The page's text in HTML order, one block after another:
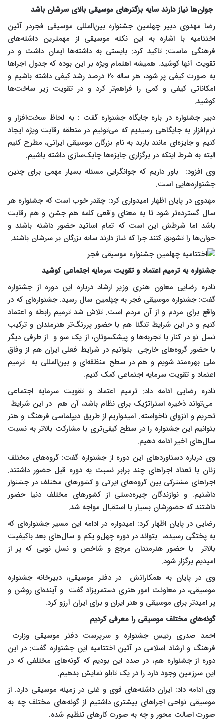
جوان‌ها نیاز دارند سایه بزگترهای موسیقی بالای سرشان باشد
رضا مهدوی دبیر چهلمین جشنواره بین‌المللی موسیقی فجردر آئین
اختتامیه با اشاره به این نکته موسیقی از مهمترین داشته‌های
فرهنگی ماست: تاکید کرد: بایستی به داشته‌ها ایمان داشت و در
تقویت آنها کوشید. همیشه اهتمام ویژه بر این بوده که جدول‌ اجراها
به صورت کیفی پر شود، هر ساله ۲۰ درصد رشد کیفی داشته باشیم و
امکاناتی کیفی و کمی را فراهم‌تر کرد و در تقویت زیر ساخت‌ها
کوشید.
دبیر جشنواره در باره جایگاه جشنواره گفت : به لحاظ سخت‌افزار و
نرم‌افزار به جایگاهی رسیدیم که می‌تونیم در منطقه رقابت ویژه ایجاد
کنیم و جایزه‌ای مانند باربد به نام بزرگان موسیقی ایرانی، مطرح کنیم
البته به شرط اینکه در برگزاری جایزه‌ها چابک‌سازی داشته باشیم.
وی افزود: باور داریم که جوانگرایی مسئله بسیار مهمی برای چنین
جشنواره‌هایی است.
مهدوی در پایان اظهار امیدواری کرد: چقدر خوب است که جشنواره هر
سال گسترده‌تر شود تا به معنای واقعی کلمه هم جشن و هم رقابت
باشد اما شرطش این است که تمام اساتید حضور داشته باشند و
جوان‌ها را تشویق کنند چرا که نیاز دارند سایه بزرگان بر سرشان باشند.
جشنواره به ترمیم اعتماد و تقویت سرمایه اجتماعی کوشید
نادره رضایی معاون هنری وزیر ارشاد درباره این دوره از جشنواره
گفت: جشنواره موسیقی فجر به چهلمین سال رسید. جشنواره‌ای که در
واقع برای مردم و از آن مردم است. تلاش شد ترمیم رابطه و اعتماد
کنیم و در این شرایط تنگنا هم با حضور پر‍رنگ‌تر هنرمندان و ترکیب
نسل نو در کنار با تجربه‌ها و پیشکسوتان، از یک سو و از طرفی دیگر
با حضور گروه‌های خارجی بتوانیم در شرایط فعلی ایران هم از وفاق
ملی بهره‌مند شویم و هم در سطح منظقه‌ای و بین‌المللی به ترمیم
اعتماد و تقویت سرمایه اجتماعی کمک کنیم.
نادره رضایی ادامه داد: ترمیم اعتماد و تقویت سرمایه اجتماعی
می‌تواند ذخیره استراتژیک برای نظام باشد، آن هم در این شرایط
تحریم و انزوای ناخواسته‌. امیدواریم از طریق دیپلماسی فرهنگ و هنر
بتوانیم این جشنواره را در سطح کیفی‌تری با مشارکت بالاتر به نسبت
سال‌های اخیر ادامه دهیم.
وی درباره دستاوردهای این دوره از جشنواره گفت: گروه‌های مختلف
زنان با تعداد اجراهای چند برابر نسبت یه دوره قبل حضور داشتند.
اجراهای مشترکی بین گروه‌های ایرانی و کشورهای مختلف در جشنوار
داشتیم. و نوازندگان چیره‌دستی از کشورهای مختلف دنیا حضور
داشتند که حضورشان بسیار با استقبال مواجه شد.
رضایی در پایان اظهار کرد: امیدوارم در ادامه این مسیر جشنواره‌ای که
به پختگی رسیده، بتواند در دوره چهل‌و یکم و سال‌های بعد باکیفیت‌
بالاتر با حضور هنرمندان مرجع و شاخص و نسل نویی که پر از
امیدیم برگزار شود.
وی در پایان به همکارانش در دفتر موسیقی، دبیرخانه جشنواره
موسیقی، در معاونت امور هنری دستمریزاد گفت و آینده‌ای روشن و
پر امیدتر برای موسیقی و هنر ایران و برای ایران آرزو کرد.
گونه‌های مختلف موسیقی را معرفی کردیم
احمد صدری رئیس جشنواره و سرپرست دفتر موسیقی وزارت
فرهنگ و ارشاد اسلامی در آئین اختتامیه این جشنواره گفت: در این
دوره از جشنواره هم، در صدد این بودیم که گونه‌های مختلفی که در
این سرزمین وجود دارد را در یک تابلو نمایش بدهیم.
وی ادامه داد: ایران داشته‌های قوی و غنی در زمینه موسیقی دارد. از
موسیقی نواحی اجراهای بیشتری داشتیم از گونه‌های مختلف چه به
صورت اصالت محور و چه به صورت کارهای تنظیم شده.